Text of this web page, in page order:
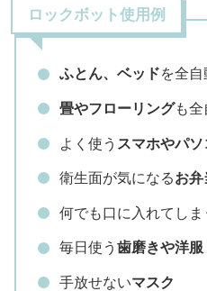
ロックボット使用例
ふとん、ベッドを全
畳やフローリングも全
よく使う スマホやパソ
衛生面が気になるお
何でも口に入れてしま
毎日使う 歯磨きや洋服
手放せないマスク